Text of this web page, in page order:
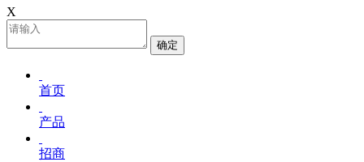
X
确定
首页
产品
招商